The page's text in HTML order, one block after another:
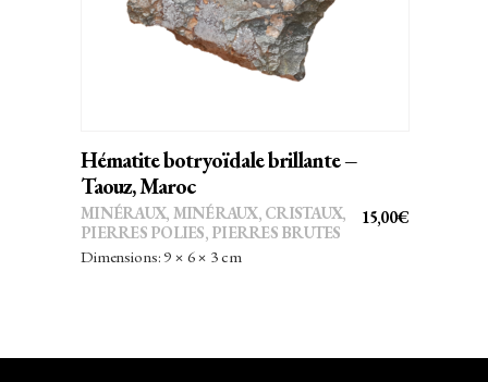
Hématite botryoïdale brillante –
Taouz, Maroc
15,00€
MINÉRAUX, MINÉRAUX, CRISTAUX,
PIERRES POLIES, PIERRES BRUTES
Dimensions: 9 × 6 × 3 cm